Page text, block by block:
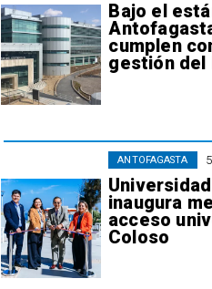
Bajo el
cumplen
gestión del
inaugura
acceso
Coloso
ANTOFAGASTA